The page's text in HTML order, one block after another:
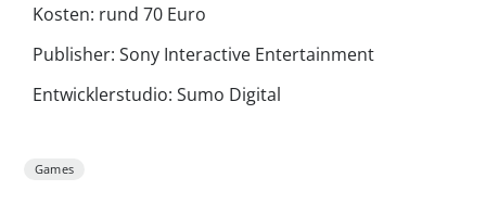
Kosten: rund 70 Euro
Publisher: Sony Interactive Entertainment
Entwicklerstudio: Sumo Digital
Games